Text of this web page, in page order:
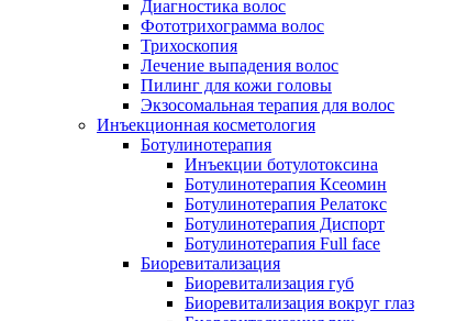
Диагностика волос
Фототрихограмма волос
Трихоскопия
Лечение выпадения волос
Пилинг для кожи головы
Экзосомальная терапия для волос
Инъекционная косметология
Ботулинотерапия
Инъекции ботулотоксина
Ботулинотерапия Ксеомин
Ботулинотерапия Релатокс
Ботулинотерапия Диспорт
Ботулинотерапия Full face
Биоревитализация
Биоревитализация губ
Биоревитализация вокруг глаз